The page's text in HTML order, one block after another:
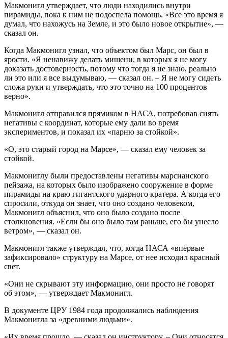
Макмонигл утверждает, что люди находились внутри
пирамиды, пока к ним не подоспела помощь. «Все это время я
думал, что нахожусь на Земле, и это было новое открытие», —
сказал он.
Когда Макмонигл узнал, что объектом был Марс, он был в
ярости. «Я ненавижу делать мишени, в которых я не могу
доказать достоверность, потому что тогда я не знаю, реально
ли это или я все выдумываю, — сказал он. – Я не могу сидеть
сложа руки и утверждать, что это точно на 100 процентов
верно».
Макмонигл отправился прямиком в НАСА, потребовав снять
негативы с координат, которые ему дали во время
экспериментов, и показал их «парню за стойкой».
«О, это старый город на Марсе», — сказал ему человек за
стойкой.
Макмониглу были предоставлены негативы марсианского
пейзажа, на которых было изображено сооружение в форме
пирамиды на краю гигантского ударного кратера. А когда его
спросили, откуда он знает, что оно создано человеком,
Макмонигл объяснил, что оно было создано после
столкновения. «Если бы оно было там раньше, его бы унесло
ветром», — сказал он.
Макмонигл также утверждал, что, когда НАСА «впервые
зафиксировало» структуру на Марсе, от нее исходил красный
свет.
«Они не скрывают эту информацию, они просто не говорят
об этом», — утверждает Макмонигл.
В документе ЦРУ 1984 года продолжались наблюдения
Макмонигла за «древними людьми».